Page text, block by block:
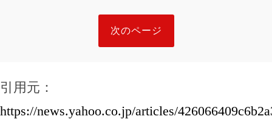
次のページ
引用元：
https://news.yahoo.co.jp/articles/